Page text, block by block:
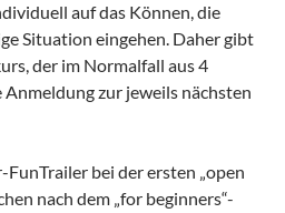
auf das Können, die
Situation eingehen. Daher gibt
der im Normalfall aus 4
zur jeweils nächsten
bei der ersten „open
nach dem „for beginners“-